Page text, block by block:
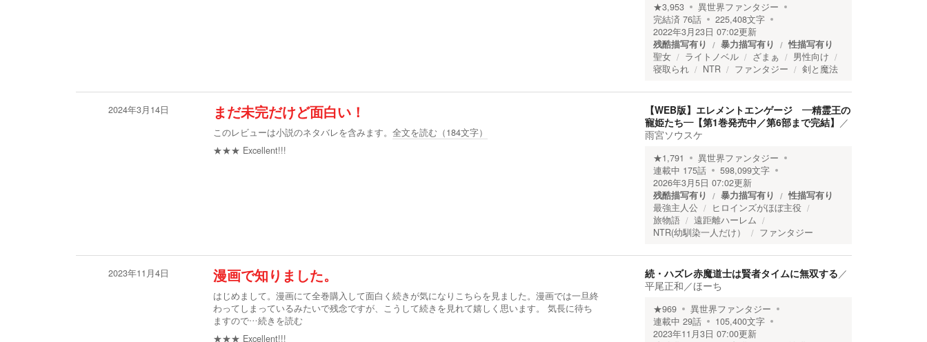
★3,953
異世界ファンタジー
完結済 76話 225,408文字
2022年3月23日 07:02更新
残酷描写有り
暴力描写有り
性描写有り
聖女
ライトノベル ざまぁ
男性向け
寝取られ
NTR ファンタジー 剣と魔法
2024年3月14日 まだ未完だけど面白い！
このレビューは小説のネタバレを含みます。 全文を読む（184文字）
★★★ Excellent!!!
【WEB版】エレメントエンゲージ ―精霊王の
寵姫たち―【第1巻発売中／第6部まで完結】 ／
雨宮ソウスケ
★1,791
異世界ファンタジー
連載中 175話 598,099文字
2026年3月5日 07:02更新
残酷描写有り
暴力描写有り
性描写有り
最強主人公
ヒロインズがほぼ主役
旅物語
遠距離ハーレム
NTR(幼馴染一人だけ）
ファンタジー
2023年11月4日 漫画で知りました。
はじめまして。漫画にて全巻購入して面白く続きが気になりこちらを見ました。漫画では一旦終
わってしまっているみたいで残念ですが、こうして続きを見れて嬉しく思います。 気長に待ち
ますので…続きを読む
★★★ Excellent!!!
続・ハズレ赤魔道士は賢者タイムに無双する／
平尾正和／ほーち
★969
異世界ファンタジー
連載中 29話 105,400文字
2023年11月3日 07:00更新